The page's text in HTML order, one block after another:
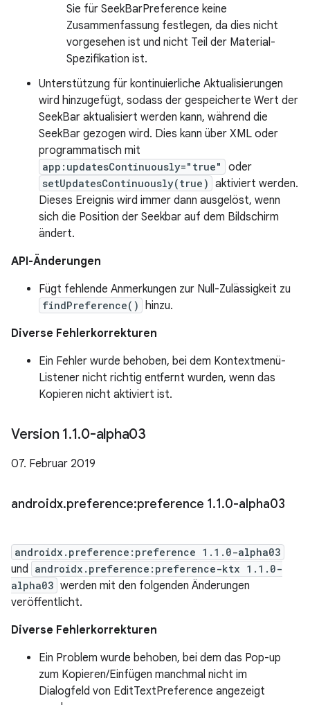
Sie für SeekBarPreference keine
Zusammenfassung festlegen, da dies nicht
vorgesehen ist und nicht Teil der Material-
Spezifikation ist.
Unterstützung für kontinuierliche Aktualisierungen
wird hinzugefügt, sodass der gespeicherte Wert der
SeekBar aktualisiert werden kann, während die
SeekBar gezogen wird. Dies kann über XML oder
programmatisch mit
app:updatesContinuously="true" oder
setUpdatesContinuously(true) aktiviert werden.
Dieses Ereignis wird immer dann ausgelöst, wenn
sich die Position der Seekbar auf dem Bildschirm
ändert.
API-Änderungen
Fügt fehlende Anmerkungen zur Null-Zulässigkeit zu
findPreference() hinzu.
Diverse Fehlerkorrekturen
Ein Fehler wurde behoben, bei dem Kontextmenü-
Listener nicht richtig entfernt wurden, wenn das
Kopieren nicht aktiviert ist.
Version 1.1.0-alpha03
07. Februar 2019
androidx.preference:preference 1.1.0-alpha03
androidx.preference:preference 1.1.0-alpha03
und androidx.preference:preference-ktx 1.1.0-
alpha03 werden mit den folgenden Änderungen
veröffentlicht.
Diverse Fehlerkorrekturen
Ein Problem wurde behoben, bei dem das Pop-up
zum Kopieren/Einfügen manchmal nicht im
Dialogfeld von EditTextPreference angezeigt